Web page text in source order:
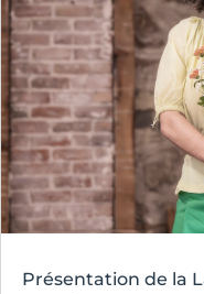
Présentation de la